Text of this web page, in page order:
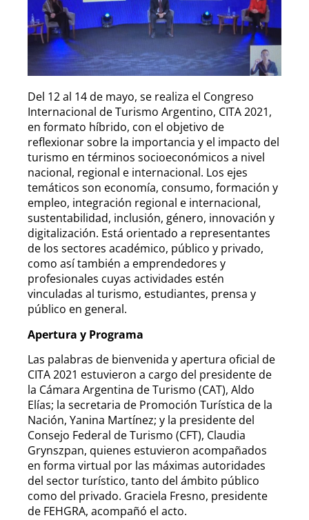
Del 12 al 14 de mayo, se realiza el Congreso
Internacional de Turismo Argentino, CITA 2021,
en formato híbrido, con el objetivo de
reflexionar sobre la importancia y el impacto del
turismo en términos socioeconómicos a nivel
nacional, regional e internacional. Los ejes
temáticos son economía, consumo, formación y
empleo, integración regional e internacional,
sustentabilidad, inclusión, género, innovación y
digitalización. Está orientado a representantes
de los sectores académico, público y privado,
como así también a emprendedores y
profesionales cuyas actividades estén
vinculadas al turismo, estudiantes, prensa y
público en general.
Apertura y Programa
Las palabras de bienvenida y apertura oficial de
CITA 2021 estuvieron a cargo del presidente de
la Cámara Argentina de Turismo (CAT), Aldo
Elías; la secretaria de ‎Promoción Turística de la
Nación, Yanina Martínez; y la presidente del
Consejo Federal de Turismo (CFT), Claudia
Grynszpan, quienes estuvieron acompañados
en forma virtual por las máximas autoridades
del sector turístico, tanto del ámbito público
como del privado. Graciela Fresno, presidente
de FEHGRA, acompañó el acto.